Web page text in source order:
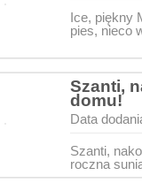
Ice, piękny
pies, nieco
Szanti,
domu!
Data
Szanti,
roczna